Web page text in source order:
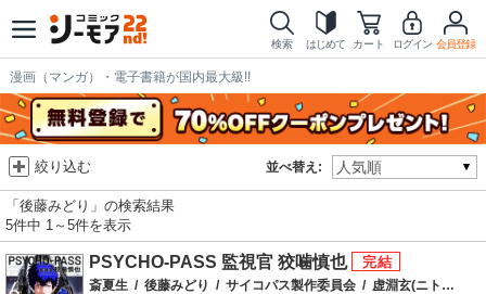
検索 はじめて カート ログイン 会員登録
漫画（マンガ）・電子書籍が国内最大級!!
並べ替え:
絞り込む
「後藤みどり」の検索結果
5件中 1～5件を表示
PSYCHO-PASS 監視官 狡噛慎也
斎夏生 / 後藤みどり / サイコパス製作委員会 / 虚淵玄(ニトロプラス)